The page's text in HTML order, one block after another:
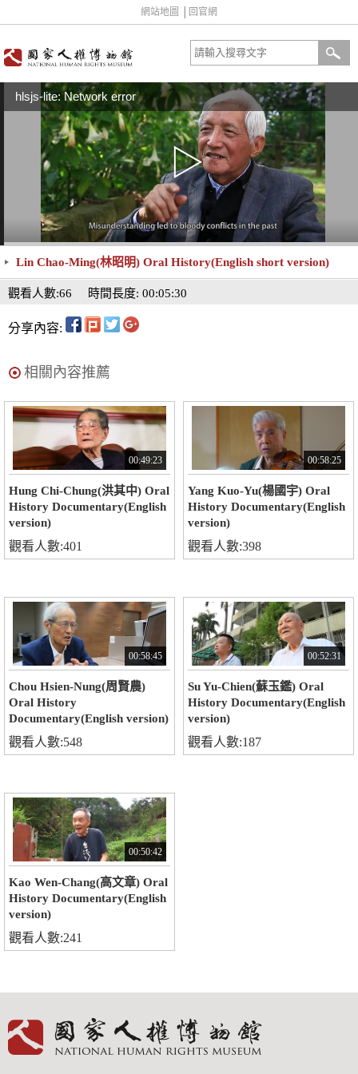
網站地圖 回官網
hlsjs-lite: Network error
Lin Chao-Ming(林昭明) Oral History(English short version)
時間長度: 00:05:30
觀看人數:66
分享內容:
相關內容推薦
00:49:23
Hung Chi-Chung(洪其中) Oral
History Documentary(English
version)
觀看人數:401
00:58:25
Yang Kuo-Yu(楊國宇) Oral
History Documentary(English
version)
觀看人數:398
00:58:45
Chou Hsien-Nung(周賢農)
Oral History
Documentary(English version)
觀看人數:548
00:52:31
Su Yu-Chien(蘇玉鑑) Oral
History Documentary(English
version)
觀看人數:187
00:50:42
Kao Wen-Chang(高文章) Oral
History Documentary(English
version)
觀看人數:241